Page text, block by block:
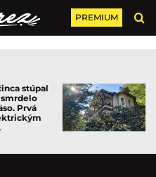
PREMIUM
stúpal
smrdelo
Prvá